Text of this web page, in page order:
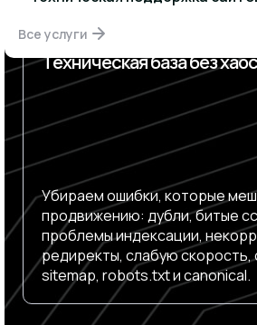
Все услуги
Техническая база без
Убираем ошибки, которые
продвижению: дубли, битые
проблемы индексации,
редиректы, слабую скорость,
sitemap, robots.txt и canonical.